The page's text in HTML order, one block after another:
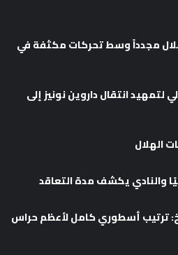
مجدداً وسط تحركات مكثفة في
لتمهيد انتقال داروين نونيز إلى
الهلال
والنادي يكشف مدة التعاقد
ترتيب أسطوري كامل لأعظم حراس